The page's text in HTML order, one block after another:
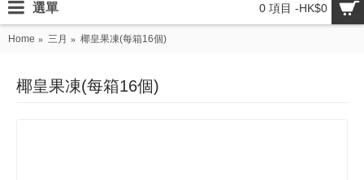
0 項目 -HK$0
選單
Home 三月 椰皇果凍(每箱16個)
椰皇果凍(每箱16個)